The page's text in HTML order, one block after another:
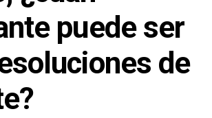
puede ser
de